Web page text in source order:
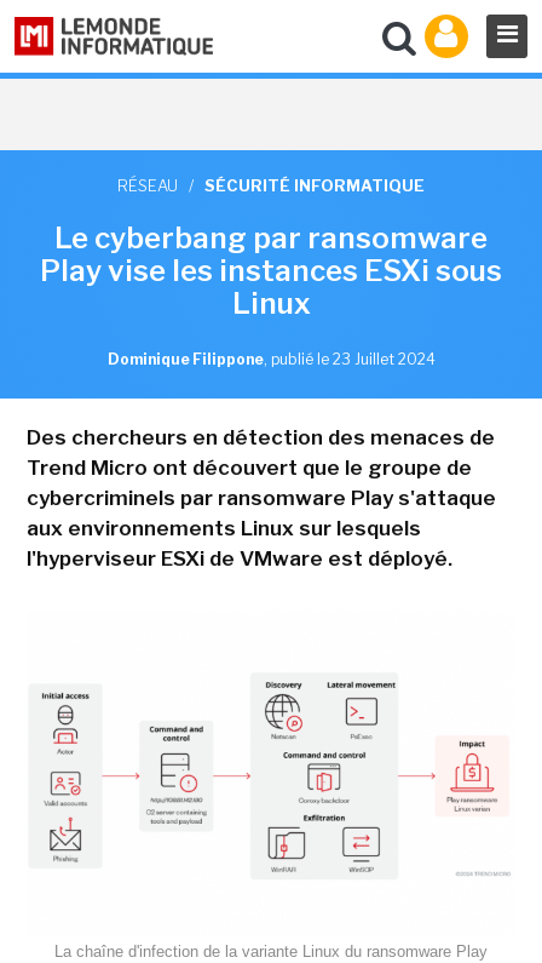
RÉSEAU / SÉCURITÉ INFORMATIQUE
Le cyberbang par ransomware
Play vise les instances ESXi sous
Linux
Dominique Filippone, publié le 23 Juillet 2024
Des chercheurs en détection des menaces de
Trend Micro ont découvert que le groupe de
cybercriminels par ransomware Play s'attaque
aux environnements Linux sur lesquels
l'hyperviseur ESXi de VMware est déployé.
La chaîne d'infection de la variante Linux du ransomware Play